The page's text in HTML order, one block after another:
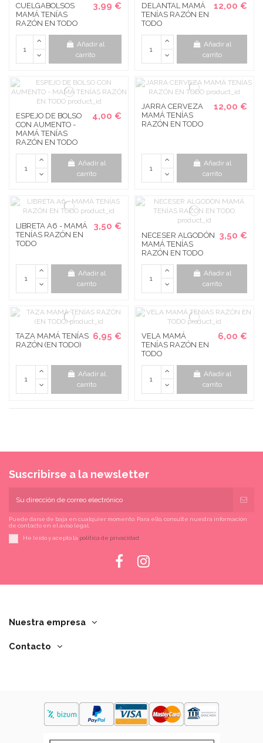
CUELGABOLSOS
MAMÁ TENÍAS
RAZÓN EN TODO
3,99 €
Añadir al
carrito
DELANTAL MAMÁ
TENÍAS RAZÓN EN
TODO
12,00 €
Añadir al
carrito
ESPEJO DE BOLSO
CON AUMENTO -
MAMÁ TENÍAS
RAZÓN EN TODO
4,00 €
Añadir al
carrito
JARRA CERVEZA
MAMÁ TENÍAS
RAZÓN EN TODO
12,00 €
Añadir al
carrito
LIBRETA A6 - MAMÁ
TENÍAS RAZÓN EN
TODO
3,50 €
Añadir al
carrito
NECESER ALGODÓN
MAMÁ TENÍAS
RAZÓN EN TODO
3,50 €
Añadir al
carrito
TAZA MAMÁ TENÍAS
RAZÓN (EN TODO)
6,95 €
Añadir al
carrito
VELA MAMÁ
TENÍAS RAZÓN EN
TODO
6,00 €
Añadir al
carrito
Suscribirse a la newsletter
Puede darse de baja en cualquier momento. Para ello, consulte nuestra información
de contacto en el aviso legal.
He leído y acepto la política de privacidad
Nuestra empresa
Contacto